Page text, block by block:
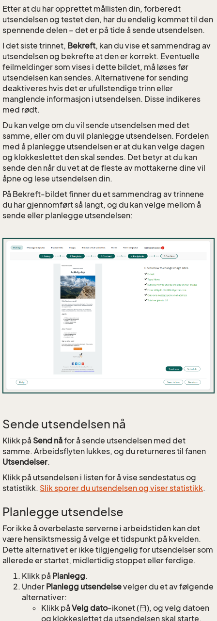
Etter at du har opprettet mållisten din, forberedt
utsendelsen og testet den, har du endelig kommet til den
spennende delen – det er på tide å sende utsendelsen.
I det siste trinnet, Bekreft, kan du vise et sammendrag av
utsendelsen og bekrefte at den er korrekt. Eventuelle
feilmeldinger som vises i dette bildet, må løses før
utsendelsen kan sendes. Alternativene for sending
deaktiveres hvis det er ufullstendige trinn eller
manglende informasjon i utsendelsen. Disse indikeres
med rødt.
Du kan velge om du vil sende utsendelsen med det
samme, eller om du vil planlegge utsendelsen. Fordelen
med å planlegge utsendelsen er at du kan velge dagen
og klokkeslettet den skal sendes. Det betyr at du kan
sende den når du vet at de fleste av mottakerne dine vil
åpne og lese utsendelsen din.
På Bekreft-bildet finner du et sammendrag av trinnene
du har gjennomført så langt, og du kan velge mellom å
sende eller planlegge utsendelsen:
Sende utsendelsen nå
Klikk på Send nåfor å sende utsendelsen med det
samme. Arbeidsflyten lukkes, og du returneres til fanen
Utsendelser.
Klikk på utsendelsen i listen for å vise sendestatus og
statistikk. Slik sporer du utsendelsen og viser statistikk.
Planlegge utsendelse
For ikke å overbelaste serverne i arbeidstiden kan det
være hensiktsmessig å velge et tidspunkt på kvelden.
Dette alternativet er ikke tilgjengelig for utsendelser som
allerede er startet, midlertidig stoppet eller ferdige.
Klikk på Planlegg.
Under Planlegg utsendelsevelger du et av følgende
alternativer:
Klikk på Velg dato-ikonet (
), og velg datoen
og klokkeslettet da utsendelsen skal starte.